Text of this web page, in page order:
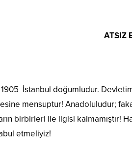
ATSIZ
1905 İstanbul doğumludur.
mensuptur! Anadoluludur;
birbirleri ile ilgisi kalmamıştır!
etmeliyiz!